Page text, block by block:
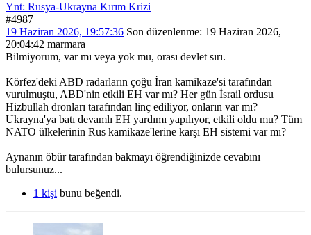
Ynt: Rusya-Ukrayna Kırım Krizi
#4987
19 Haziran 2026, 19:57:36 Son düzenlenme: 19 Haziran 2026,
20:04:42 marmara
Bilmiyorum, var mı veya yok mu, orası devlet sırı.
Körfez'deki ABD radarların çoğu İran kamikaze'si tarafından
vurulmuştu, ABD'nin etkili EH var mı? Her gün İsrail ordusu
Hizbullah dronları tarafından linç ediliyor, onların var mı?
Ukrayna'ya batı devamlı EH yardımı yapılıyor, etkili oldu mu? Tüm
NATO ülkelerinin Rus kamikaze'lerine karşı EH sistemi var mı?
Aynanın öbür tarafından bakmayı öğrendiğinizde cevabını
bulursunuz...
1 kişi bunu beğendi.